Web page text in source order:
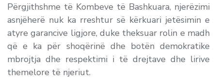
Përgjithshme të Kombeve të Bashkuara, njerëzimi
asnjëherë nuk ka rreshtur së kërkuari jetësimin e
atyre garancive ligjore, duke theksuar rolin e madh
që e ka për shoqërinë dhe botën demokratike
mbrojtja dhe respektimi i të drejtave dhe lirive
themelore të njeriut.